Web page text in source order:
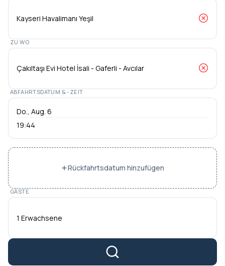
ZU WO
ABFAHRTSDATUM & -ZEIT
19:44
Rückfahrtsdatum hinzufügen
GÄSTE
1 Erwachsene